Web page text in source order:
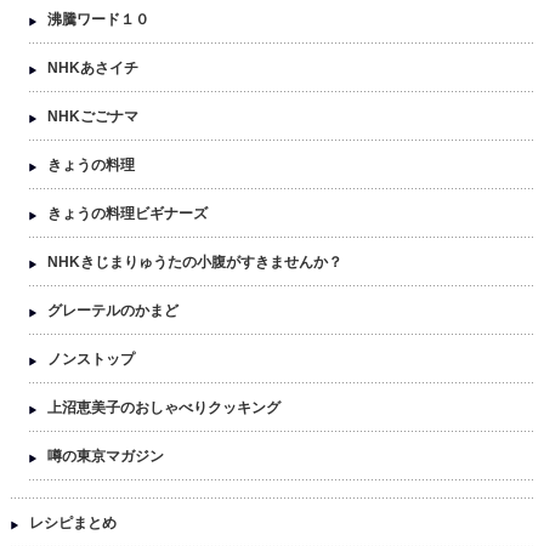
沸騰ワード１０
NHKあさイチ
NHKごごナマ
きょうの料理
きょうの料理ビギナーズ
NHKきじまりゅうたの小腹がすきませんか？
グレーテルのかまど
ノンストップ
上沼恵美子のおしゃべりクッキング
噂の東京マガジン
レシピまとめ